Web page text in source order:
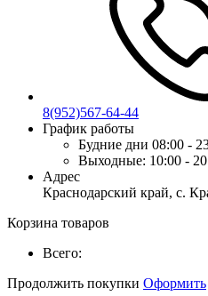
8(952)567-64-44
График работы
Будние дни 08:00 -
Выходные: 10:00 -
Адрес
Краснодарский край, с.
Корзина товаров
Всего:
Продолжить покупки Оформить